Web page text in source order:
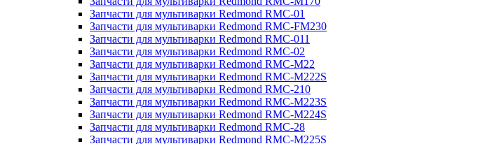
Запчасти для мультиварки Redmond RMC-01
Запчасти для мультиварки Redmond RMC-FM230
Запчасти для мультиварки Redmond RMC-011
Запчасти для мультиварки Redmond RMC-02
Запчасти для мультиварки Redmond RMC-M22
Запчасти для мультиварки Redmond RMC-M222S
Запчасти для мультиварки Redmond RMC-210
Запчасти для мультиварки Redmond RMC-M223S
Запчасти для мультиварки Redmond RMC-M224S
Запчасти для мультиварки Redmond RMC-28
Запчасти для мультиварки Redmond RMC-M225S